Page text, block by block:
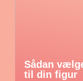
Sådan
til din figur